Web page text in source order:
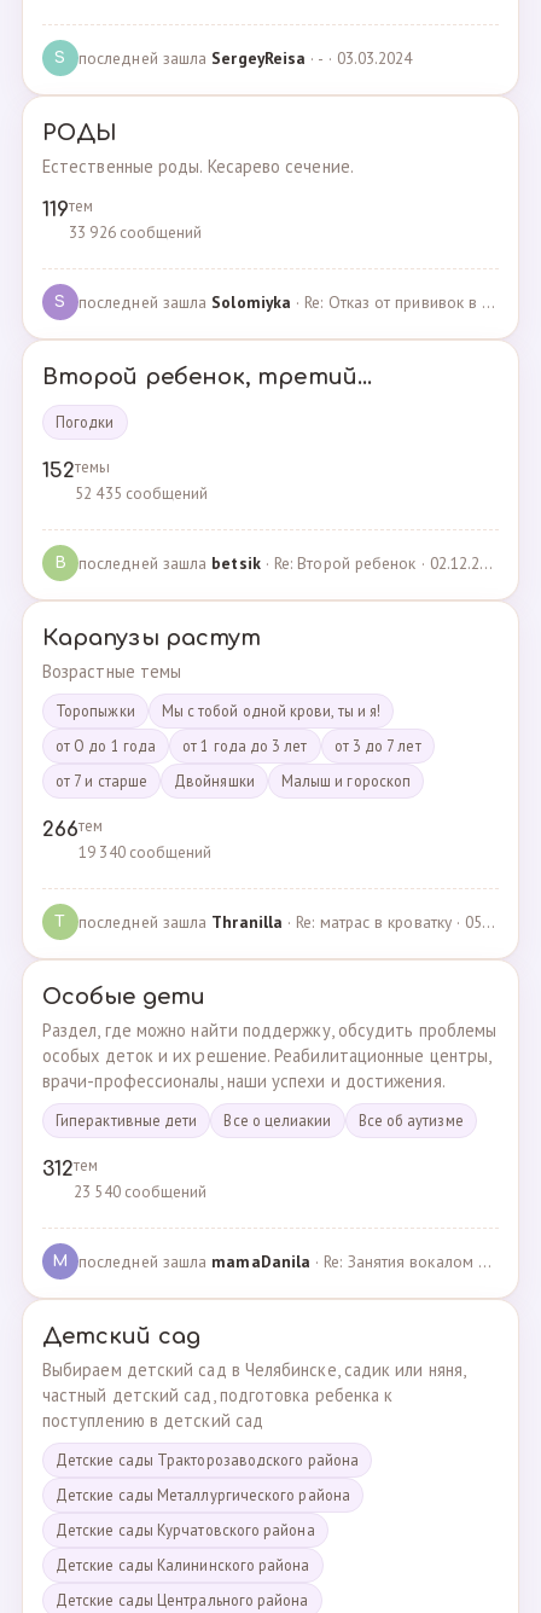
S последней зашла SergeyReisa · - · 03.03.2024
РОДЫ
Естественные роды. Кесарево сечение.
119тем
33 926 сообщений
S последней зашла Solomiyka · Re: Отказ от прививок в роддоме · 07.05.2022
Второй ребенок, третий...
Погодки
152темы
52 435 сообщений
B последней зашла betsik· Re: Второй ребенок · 02.12.2023
Карапузы растут
Возрастные темы
Торопыжки
Мы с тобой одной крови, ты и я!
от О до 1 года
от 1 года до 3 лет
от 3 до 7 лет
от 7 и старше
Двойняшки Малыш и гороскоп
266тем
19 340 сообщений
T последней зашла Thranilla · Re: матрас в кроватку · 05.05.2024
Особые дети
Раздел, где можно найти поддержку, обсудить проблемы
особых деток и их решение. Реабилитационные центры,
врачи-профессионалы, наши успехи и достижения.
Гиперактивные дети Все о целиакии Все об аутизме
312тем
23 540 сообщений
M последней зашла mamaDanila · Re: Занятия вокалом и танцами для подростков с мент… · 12.03.2025
Детский сад
Выбираем детский сад в Челябинске, садик или няня,
частный детский сад, подготовка ребенка к
поступлению в детский сад
Детские сады Тракторозаводского района
Детские сады Металлургического района
Детские сады Курчатовского района
Детские сады Калининского района
Детские сады Центрального района